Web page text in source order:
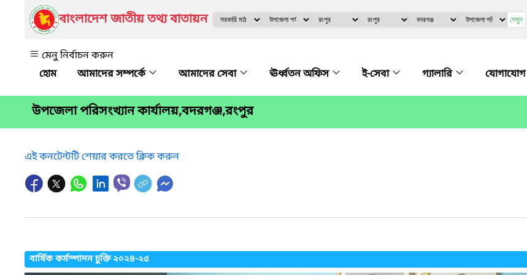
বাংলাদেশ জাতীয় তথ্য বাতায়ন দেখুন
মেনু নির্বাচন করুন
আমাদের সম্পর্কে
আমাদের সেবা ঊর্ধ্বতন অফিস ই-সেবা গ্যালারি যোগাযোগ
উপজেলা পরিসংখ্যান কার্যালয়,বদরগঞ্জ,রংপুর
এই কনটেন্টটি শেয়ার করতে ক্লিক করুন
বার্ষিক কর্মস্পাদন চুক্তি ২০২৪-২৫